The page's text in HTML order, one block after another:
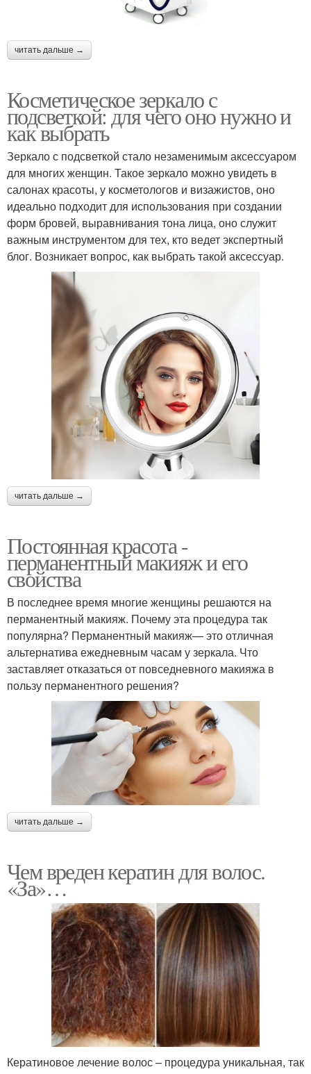
читать дальше →
Косметическое зеркало с
подсветкой: для чего оно нужно и
как выбрать
Зеркало с подсветкой стало незаменимым аксессуаром
для многих женщин. Такое зеркало можно увидеть в
салонах красоты, у косметологов и визажистов, оно
идеально подходит для использования при создании
форм бровей, выравнивания тона лица, оно служит
важным инструментом для тех, кто ведет экспертный
блог. Возникает вопрос, как выбрать такой аксессуар.
читать дальше →
Постоянная красота -
перманентный макияж и его
свойства
В последнее время многие женщины решаются на
перманентный макияж. Почему эта процедура так
популярна? Перманентный макияж— это отличная
альтернатива ежедневным часам у зеркала. Что
заставляет отказаться от повседневного макияжа в
пользу перманентного решения?
читать дальше →
Чем вреден кератин для волос.
«За»…
Кератиновое лечение волос – процедура уникальная, так